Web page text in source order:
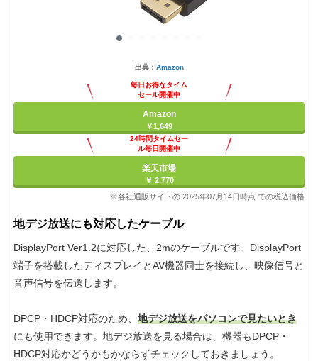
出典： Amazon
毎日お得なタイム
セール開催中
Amazon
￥1,649
24時間タイムセー
ル毎日開催中
楽天市場
￥ 2,770
※各社通販サイトの 2025年07月14日時点 での税込価格
地デジ放送にも対応したケーブル
DisplayPort Ver1.2に対応した、2mのケーブルです。DisplayPort
端子を搭載したディスプレイとAV機器同士を接続し、映像信号と
音声信号を伝送します。
DPCP・HDCP対応のため、 地デジ放送をパソコンで見たいとき
にも使用できます。地デジ放送を見る場合は、機器もDPCP・
HDCP対応かどうかもかならずチェックしておきましょう。